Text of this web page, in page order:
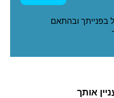
בפנייתך ובהתאם
אותך